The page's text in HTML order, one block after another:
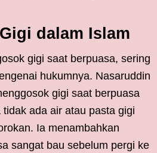
dalam Islam
gigi saat berpuasa, sering
hukumnya. Nasaruddin
gigi saat berpuasa
ada air atau pasta gigi
Ia menambahkan
sangat bau sebelum pergi ke